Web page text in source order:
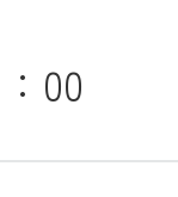
00